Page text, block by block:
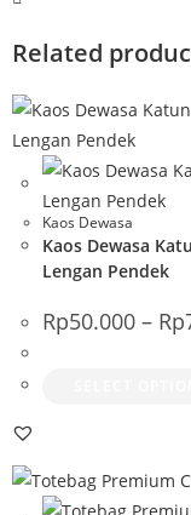
Related
Kaos Dewasa
Kaos Dewasa
Lengan Pendek
Rp50.000 – Rp